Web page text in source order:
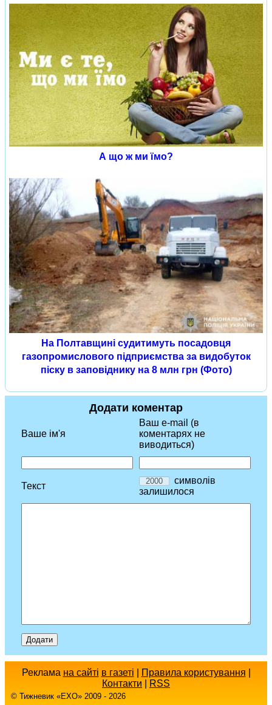
А що ж ми їмо?
На Полтавщині судитимуть посадовця
газопромислового підприємства за видобуток
піску в заповіднику на 8 млн грн (Фото)
Додати коментар
Ваше ім'я
Ваш e-mail (в
коментарях не
виводиться)
Текст
символів
залишилося
Реклама на сайті в газеті Правила користування
Контакти
RSS
© Тижневик «EХO» 2009 - 2026